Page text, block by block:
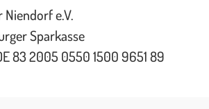
e.V.
Sparkasse
83 2005 0550 1500 9651 89